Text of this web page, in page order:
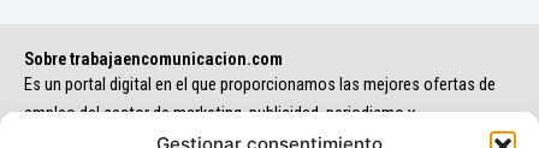
Sobre trabajaencomunicacion.com
Es un portal digital en el que proporcionamos las mejores ofertas de
empleo del sector de marketing, publicidad, periodismo y